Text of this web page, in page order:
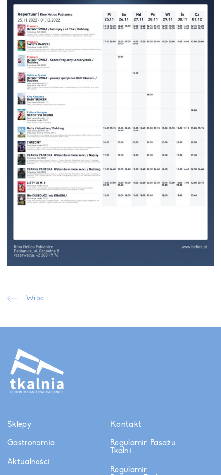
Wróć
Sklepy
Gastronomia
Aktualności
Kontakt
Regulamin Pasażu
Tkalni
Regulamin